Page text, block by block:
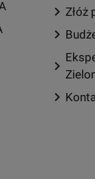
chevron_rightZłóż
chevron_right
chevron_right
chevron_right